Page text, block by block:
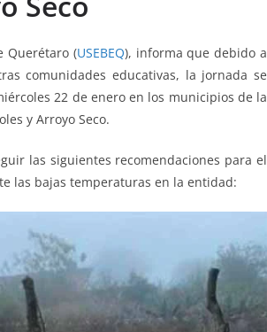
Querétaro (USEBEQ), informa que debido a
comunidades educativas, la jornada se
22 de enero en los municipios de la
y Arroyo Seco.
las siguientes recomendaciones para el
las bajas temperaturas en la entidad: